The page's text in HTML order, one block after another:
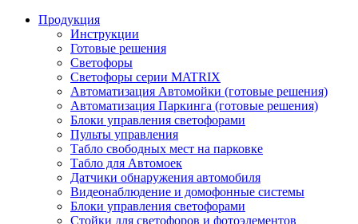
Продукция
Инструкции
Готовые решения
Светофоры
Светофоры серии MATRIX
Автоматизация Автомойки (готовые решения)
Автоматизация Паркинга (готовые решения)
Блоки управления светофорами
Пульты управления
Табло свободных мест на парковке
Табло для Автомоек
Датчики обнаружения автомобиля
Видеонаблюдение и домофонные системы
Блоки управления светофорами
Стойки для светофоров и фотоэлементов